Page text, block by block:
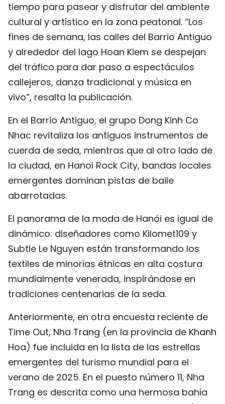
tiempo para pasear y disfrutar del ambiente
cultural y artístico en la zona peatonal. “Los
fines de semana, las calles del Barrio Antiguo
y alrededor del lago Hoan Kiem se despejan
del tráfico para dar paso a espectáculos
callejeros, danza tradicional y música en
vivo”, resalta la publicación.
En el Barrio Antiguo, el grupo Dong Kinh Co
Nhac revitaliza los antiguos instrumentos de
cuerda de seda, mientras que al otro lado de
la ciudad, en Hanoi Rock City, bandas locales
emergentes dominan pistas de baile
abarrotadas.
El panorama de la moda de Hanói es igual de
dinámico: diseñadores como Kilomet109 y
Subtle Le Nguyen están transformando los
textiles de minorías étnicas en alta costura
mundialmente venerada, inspirándose en
tradiciones centenarias de la seda.
Anteriormente, en otra encuesta reciente de
Time Out, Nha Trang (en la provincia de Khanh
Hoa) fue incluida en la lista de las estrellas
emergentes del turismo mundial para el
verano de 2025. En el puesto número 11, Nha
Trang es descrita como una hermosa bahía